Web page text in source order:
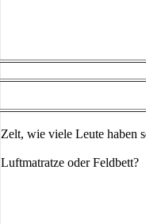
Zelt, wie viele Leute haben
Luftmatratze oder Feldbett?